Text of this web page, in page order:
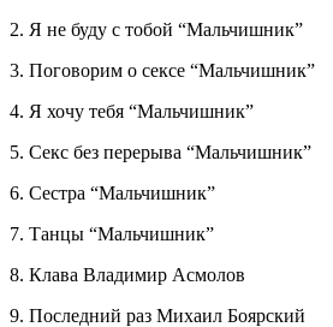
2. Я не буду с тобой “Мальчишник”
3. Поговорим о сексе “Мальчишник”
4. Я хочу тебя “Мальчишник”
5. Секс без перерыва “Мальчишник”
6. Сестра “Мальчишник”
7. Танцы “Мальчишник”
8. Клава Владимир Асмолов
9. Последний раз Михаил Боярский